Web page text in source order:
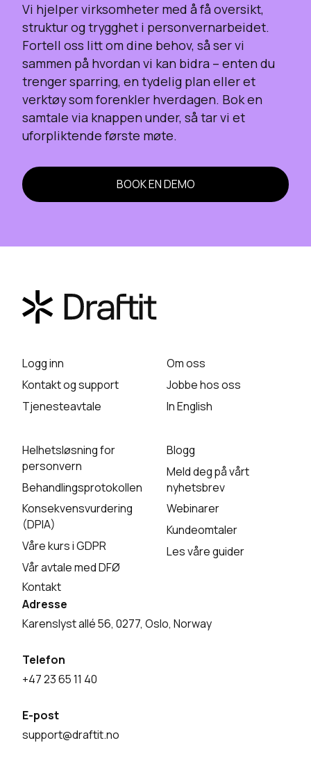
Vi hjelper virksomheter med å få oversikt,
struktur og trygghet i personvernarbeidet.
Fortell oss litt om dine behov, så ser vi
sammen på hvordan vi kan bidra – enten du
trenger sparring, en tydelig plan eller et
verktøy som forenkler hverdagen. Bok en
samtale via knappen under, så tar vi et
uforpliktende første møte.
BOOK EN DEMO
Logg inn
Kontakt og support
Tjenesteavtale
Om oss
Jobbe hos oss
In English
Helhetsløsning for
personvern
Behandlingsprotokollen
Konsekvensvurdering
(DPIA)
Våre kurs i GDPR
Vår avtale med DFØ
Blogg
Meld deg på vårt
nyhetsbrev
Webinarer
Kundeomtaler
Les våre guider
Kontakt
Adresse
Karenslyst allé 56, 0277, Oslo, Norway
Telefon
+47 23 65 11 40
E-post
support@draftit.no